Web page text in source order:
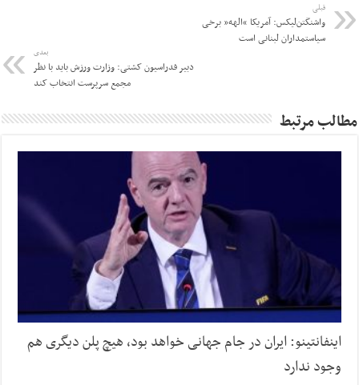
قبلی
واشنگتن‌لیکس: آمریکا “الهه” برخی
سیاستمداران لبنانی است
بعدی
دبیر فدراسیون کشتی: وزارت ورزش باید با نظر
مجمع سرپرست انتخاب کند
مطالب مرتبط
اینفانتینو: ایران در جام جهانی خواهد بود، هیچ پلن دیگری هم
وجود ندارد